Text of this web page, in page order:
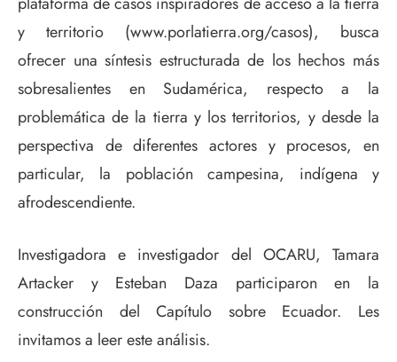
y territorio (www.porlatierra.org/casos), busca
ofrecer una síntesis estructurada de los hechos más
sobresalientes en Sudamérica, respecto a la
problemática de la tierra y los territorios, y desde la
perspectiva de diferentes actores y procesos, en
particular, la población campesina, indígena y
afrodescendiente.
Investigadora e investigador del OCARU, Tamara
Artacker y Esteban Daza participaron en la
construcción del Capítulo sobre Ecuador. Les
invitamos a leer este análisis.